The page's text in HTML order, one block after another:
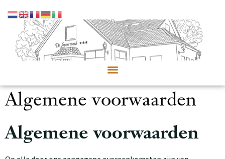
Algemene voorwaarden
Algemene voorwaarden